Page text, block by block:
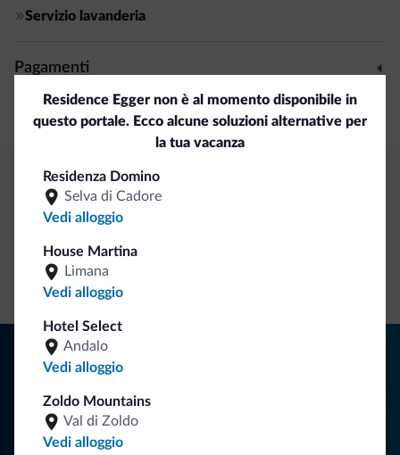
Servizio lavanderia
Pagamenti
Carta di credito
Residence Egger non è al momento disponibile in
questo portale. Ecco alcune soluzioni alternative per
la tua vacanza
Residenza Domino
Selva di Cadore
Vedi alloggio
House Martina
Limana
Vedi alloggio
Hotel Select
Andalo
Vedi alloggio
Zoldo Mountains
Val di Zoldo
Vedi alloggio
Vantaggi esclusivi Dolomiti.it
Contatto
diretto
Consigli dalle Dolomiti